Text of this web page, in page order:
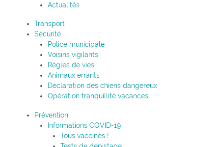
Actualités
Transport
Sécurité
Police municipale
Voisins vigilants
Règles de vies
Animaux errants
Déclaration des chiens dangereux
Opération tranquillité vacances
Prévention
Informations COVID-19
Tous vaccinés !